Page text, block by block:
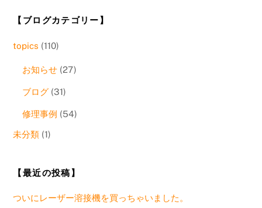
【ブログカテゴリー】
topics (110)
お知らせ(27)
ブログ(31)
修理事例 (54)
未分類 (1)
【最近の投稿】
ついにレーザー溶接機を買っちゃいました。